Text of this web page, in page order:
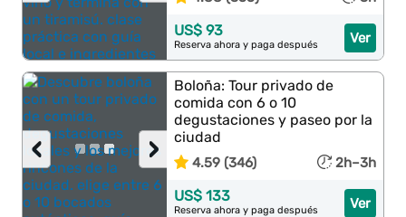
Ver
US$ 93
Reserva ahora y paga después
›
‹
Boloña: Tour privado de
comida con 6 o 10
degustaciones y paseo por la
ciudad
4.59 (346) 2h–3h
Ver
US$ 133
Reserva ahora y paga después